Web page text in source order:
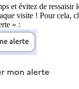
et évitez de ressaisir
visite ! Pour cela,
» :